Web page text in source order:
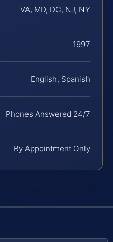
VA, MD, DC, NJ, NY
1997
English, Spanish
Phones Answered 24/7
By Appointment Only